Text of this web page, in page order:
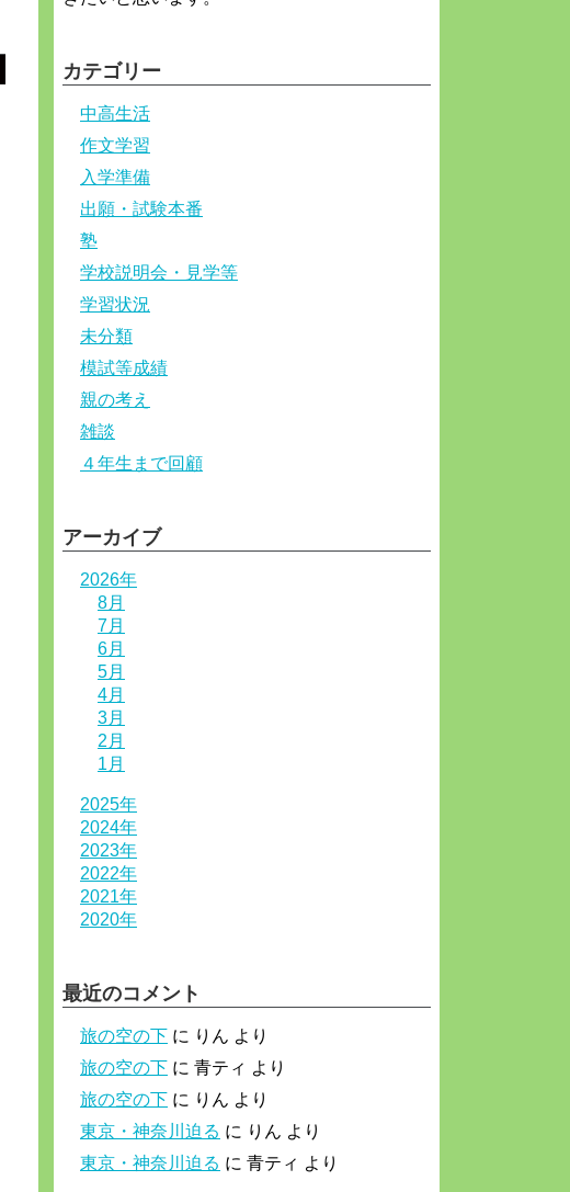
カテゴリー
中高生活
作文学習
入学準備
出願・試験本番
塾
学校説明会・見学等
学習状況
未分類
模試等成績
親の考え
雑談
４年生まで回顧
アーカイブ
2026年
8月
7月
6月
5月
4月
3月
2月
1月
2025年
2024年
2023年
2022年
2021年
2020年
最近のコメント
旅の空の下 に りん より
旅の空の下 に 青ティ より
旅の空の下 に りん より
東京・神奈川迫る に りん より
東京・神奈川迫る に 青ティ より